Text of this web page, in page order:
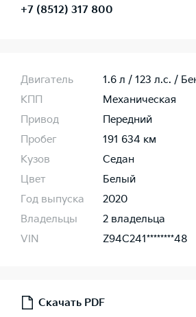
+7 (8512) 317 800
Двигатель
1.6 л / 123 л.c. /
КПП
Механическая
Привод
Передний
Пробег
191 634 км
Кузов
Седан
Цвет
Белый
Год выпуска
2020
Владельцы
2 владельца
VIN
Z94C241********48
Скачать PDF